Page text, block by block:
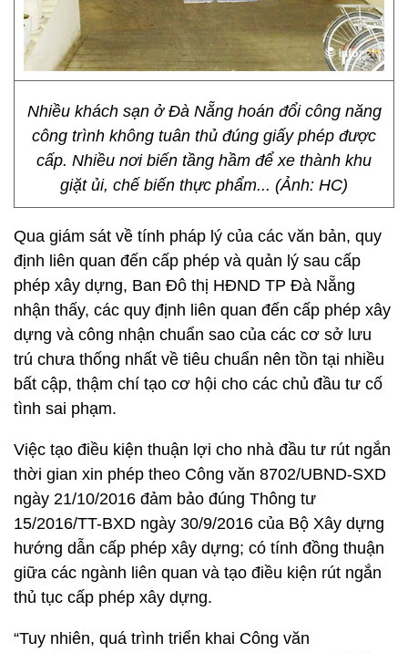
Nhiều khách sạn ở Đà Nẵng hoán đổi công năng
công trình không tuân thủ đúng giấy phép được
cấp. Nhiều nơi biến tầng hầm để xe thành khu
giặt ủi, chế biến thực phẩm... (Ảnh: HC)
Qua giám sát về tính pháp lý của các văn bản, quy
định liên quan đến cấp phép và quản lý sau cấp
phép xây dựng, Ban Đô thị HĐND TP Đà Nẵng
nhận thấy, các quy định liên quan đến cấp phép xây
dựng và công nhận chuẩn sao của các cơ sở lưu
trú chưa thống nhất về tiêu chuẩn nên tồn tại nhiều
bất cập, thậm chí tạo cơ hội cho các chủ đầu tư cố
tình sai phạm.
Việc tạo điều kiện thuận lợi cho nhà đầu tư rút ngắn
thời gian xin phép theo Công văn 8702/UBND-SXD
ngày 21/10/2016 đảm bảo đúng Thông tư
15/2016/TT-BXD ngày 30/9/2016 của Bộ Xây dựng
hướng dẫn cấp phép xây dựng; có tính đồng thuận
giữa các ngành liên quan và tạo điều kiện rút ngắn
thủ tục cấp phép xây dựng.
“Tuy nhiên, quá trình triển khai Công văn